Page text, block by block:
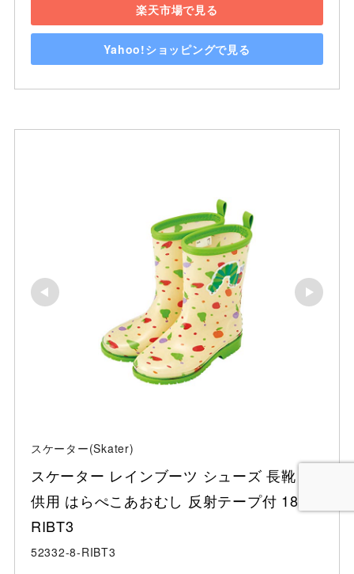
楽天市場で見る
Yahoo!ショッピングで見る
スケーター(Skater)
スケーター レインブーツ シューズ 長靴 子
供用 はらぺこあおむし 反射テープ付 18cm
RIBT3
52332-8-RIBT3